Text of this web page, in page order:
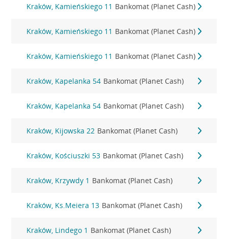
Kraków, Kamieńskiego 11 Bankomat (Planet Cash)
Kraków, Kamieńskiego 11 Bankomat (Planet Cash)
Kraków, Kamieńskiego 11 Bankomat (Planet Cash)
Kraków, Kapelanka 54 Bankomat (Planet Cash)
Kraków, Kapelanka 54 Bankomat (Planet Cash)
Kraków, Kijowska 22 Bankomat (Planet Cash)
Kraków, Kościuszki 53 Bankomat (Planet Cash)
Kraków, Krzywdy 1 Bankomat (Planet Cash)
Kraków, Ks.Meiera 13 Bankomat (Planet Cash)
Kraków, Lindego 1 Bankomat (Planet Cash)